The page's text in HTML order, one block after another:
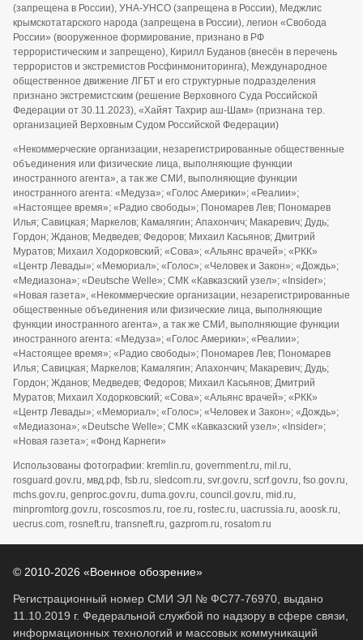
(запрещена в России), УНА-УНСО (запрещена в России), Меджлис
крымскотатарского народа (запрещена в России), легион «Свобода
России» (вооруженное формирование, признано в РФ
террористическим и запрещено), Кирилл Буданов (внесён в перечень
террористов и экстремистов Росфинмониторинга), Международное
общественное движение ЛГБТ и его структурные подразделения
признано экстремистским (решение Верховного Суда Российской
Федерации от 30.11.2023), «Хайят Тахрир аш-Шам» (признана тер.
организацией Верховным Судом Российской Федерации)
«Некоммерческие организации, незарегистрированные общественные
объединения или физические лица, выполняющие функции
иностранного агента», а так же СМИ, выполняющие функции
иностранного агента: «Медуза»; «Голос Америки»; «Реалии»;
«Настоящее время»; «Радио свободы»; Пономарев Лев; Пономарев
Илья; Савицкая; Маркелов; Камалягин; Апахончич; Макаревич; Дудь;
Гордон; Жданов; Медведев; Федоров; Михаил Касьянов; Дмитрий
Муратов; Михаил Ходорковский; «Сова»; «Альянс врачей»; «РКК»
«Центр Левады»; «Мемориал»; «Голос»; «Человек и Закон»; «Дождь»;
«Медиазона»; «Deutsche Welle»; СМК «Кавказский узел»; «Insider»;
«Новая газета», «Некоммерческие организации, незарегистрированные
общественные объединения или физические лица, выполняющие
функции иностранного агента», а так же СМИ, выполняющие функции
иностранного агента: «Медуза»; «Голос Америки»; «Реалии»;
«Настоящее время»; «Радио свободы»; Пономарев Лев; Пономарев
Илья; Савицкая; Маркелов; Камалягин; Апахончич; Макаревич; Дудь;
Гордон; Жданов; Медведев; Федоров; Михаил Касьянов; Дмитрий
Муратов; Михаил Ходорковский; «Сова»; «Альянс врачей»; «РКК»
«Центр Левады»; «Мемориал»; «Голос»; «Человек и Закон»; «Дождь»;
«Медиазона»; «Deutsche Welle»; СМК «Кавказский узел»; «Insider»;
«Новая газета»; «Фонд Карнеги»
Использованы фотографии: kremlin.ru, government.ru, mil.ru,
rosguard.gov.ru, мвд.рф, fsb.ru, sledcom.ru, svr.gov.ru, scrf.gov.ru, fso.gov.ru,
mchs.gov.ru, genproc.gov.ru, duma.gov.ru, council.gov.ru, mid.ru,
minpromtorg.gov.ru, roscosmos.ru, roe.ru, rostec.ru, uacrussia.ru, aoosk.ru,
uecrus.com, rosneft.ru, transneft.ru, gazprom.ru, rosatom.ru
© 2010-2026 «Военное обозрение»
Регистрационный номер СМИ ЭЛ № ФС77-76970, выдано
11.10.2019 г. Федеральной службой по надзору в сфере связи,
информационных технологий и массовых коммуникаций